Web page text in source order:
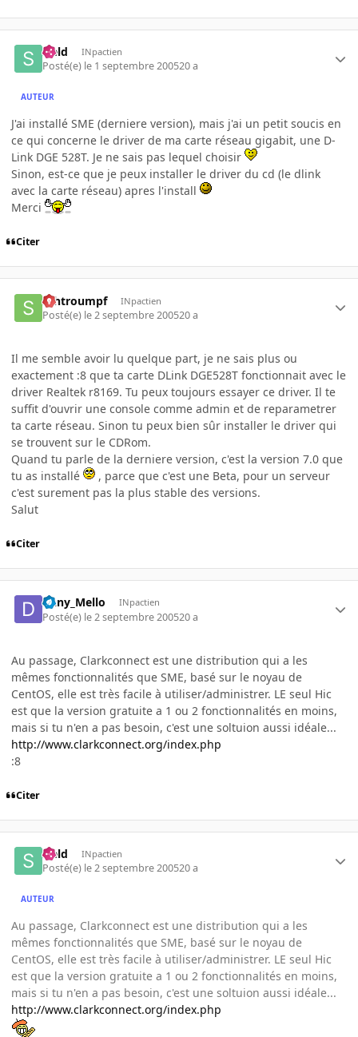
sield INpactien
Posté(e) le 1 septembre 200520 a
AUTEUR
J'ai installé SME (derniere version), mais j'ai un petit soucis en
ce qui concerne le driver de ma carte réseau gigabit, une D-
Link DGE 528T. Je ne sais pas lequel choisir
Sinon, est-ce que je peux installer le driver du cd (le dlink
avec la carte réseau) apres l'install
Merci
Citer
schtroumpf INpactien
Posté(e) le 2 septembre 200520 a
Il me semble avoir lu quelque part, je ne sais plus ou
exactement :8 que ta carte DLink DGE528T fonctionnait avec le
driver Realtek r8169. Tu peux toujours essayer ce driver. Il te
suffit d'ouvrir une console comme admin et de reparametrer
ta carte réseau. Sinon tu peux bien sûr installer le driver qui
se trouvent sur le CDRom.
Quand tu parle de la derniere version, c'est la version 7.0 que
tu as installé
, parce que c'est une Beta, pour un serveur
c'est surement pas la plus stable des versions.
Salut
Citer
Dany_Mello INpactien
Posté(e) le 2 septembre 200520 a
Au passage, Clarkconnect est une distribution qui a les
mêmes fonctionnalités que SME, basé sur le noyau de
CentOS, elle est très facile à utiliser/administrer. LE seul Hic
est que la version gratuite a 1 ou 2 fonctionnalités en moins,
mais si tu n'en a pas besoin, c'est une soltuion aussi idéale...
http://www.clarkconnect.org/index.php
:8
Citer
sield INpactien
Posté(e) le 2 septembre 200520 a
AUTEUR
Au passage, Clarkconnect est une distribution qui a les
mêmes fonctionnalités que SME, basé sur le noyau de
CentOS, elle est très facile à utiliser/administrer. LE seul Hic
est que la version gratuite a 1 ou 2 fonctionnalités en moins,
mais si tu n'en a pas besoin, c'est une soltuion aussi idéale...
http://www.clarkconnect.org/index.php